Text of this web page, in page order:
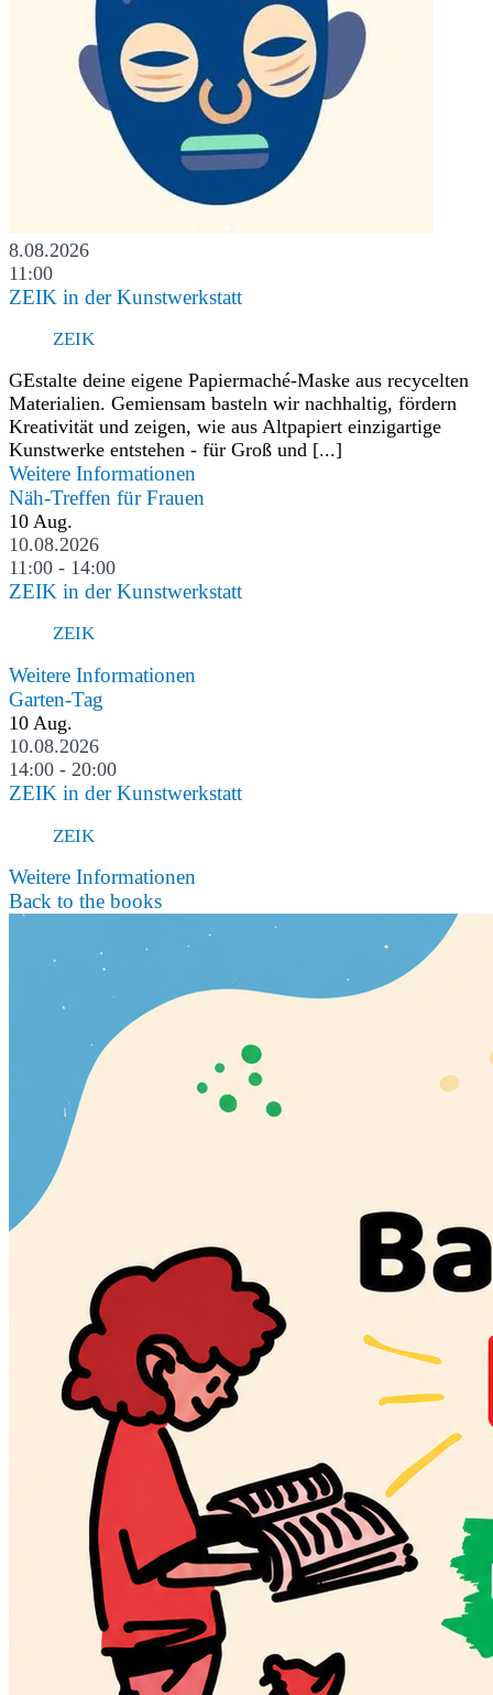
8.08.2026
11:00
ZEIK in der Kunstwerkstatt
ZEIK
GEstalte deine eigene Papiermaché-Maske aus recycelten
Materialien. Gemiensam basteln wir nachhaltig, fördern
Kreativität und zeigen, wie aus Altpapiert einzigartige
Kunstwerke entstehen - für Groß und [...]
Weitere Informationen
Näh-Treffen für Frauen
10 Aug.
10.08.2026
11:00 - 14:00
ZEIK in der Kunstwerkstatt
ZEIK
Weitere Informationen
Garten-Tag
10 Aug.
10.08.2026
14:00 - 20:00
ZEIK in der Kunstwerkstatt
ZEIK
Weitere Informationen
Back to the books